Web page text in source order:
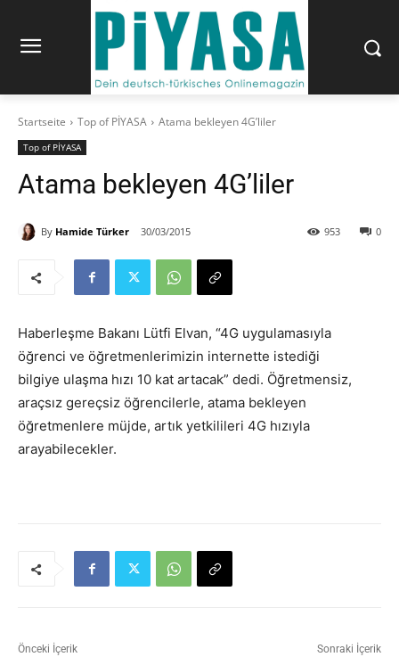
Startseite Top of PİYASA Atama bekleyen 4G’liler
Top of PİYASA
Atama bekleyen 4G’liler
By Hamide Türker 30/03/2015 0
953
Haberleşme Bakanı Lütfi Elvan, “4G uygulamasıyla
öğrenci ve öğretmenlerimizin internette istediği
bilgiye ulaşma hızı 10 kat artacak” dedi. Öğretmensiz,
araçsız gereçsiz öğrencilerle, atama bekleyen
öğretmenlere müjde, artık yetkilileri 4G hızıyla
arayabilecekler.
Önceki İçerik Sonraki İçerik